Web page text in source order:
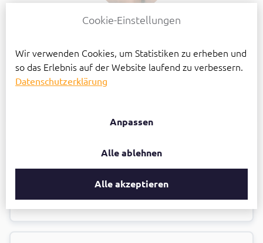
Kennenlernen buchen
Kontakt aufnehmen
Newsletter abonnieren
Cookie-Einstellungen
Wir verwenden Cookies, um Statistiken zu erheben und
so das Erlebnis auf der Website laufend zu verbessern.
Datenschutzerklärung
Anpassen
Alle ablehnen
Alle akzeptieren